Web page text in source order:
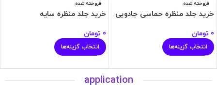
فروخته شده
خرید جلد منظره حماسی جادویی
0 تومان
انتخاب گزینه‌ها
فروخته شده
خرید جلد منظره سایه
0 تومان
انتخاب گزینه‌ها
application